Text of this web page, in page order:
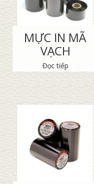
MỰC IN MÃ
VẠCH
Đọc tiếp